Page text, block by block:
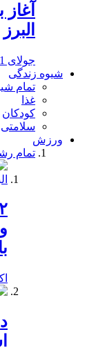
البرز
جولای 1, 2020
شیوه زندگی
تمام
غذا
کودکان
سلامتی
ورزش
تمام